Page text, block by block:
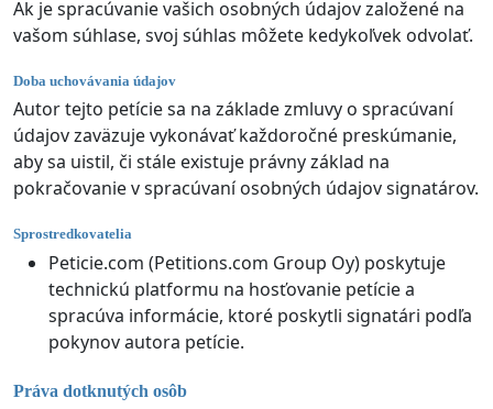
Ak je spracúvanie vašich osobných údajov založené na
vašom súhlase, svoj súhlas môžete kedykoľvek odvolať.
Doba uchovávania údajov
Autor tejto petície sa na základe zmluvy o spracúvaní
údajov zaväzuje vykonávať každoročné preskúmanie,
aby sa uistil, či stále existuje právny základ na
pokračovanie v spracúvaní osobných údajov signatárov.
Sprostredkovatelia
Peticie.com (Petitions.com Group Oy) poskytuje
technickú platformu na hosťovanie petície a
spracúva informácie, ktoré poskytli signatári podľa
pokynov autora petície.
Práva dotknutých osôb